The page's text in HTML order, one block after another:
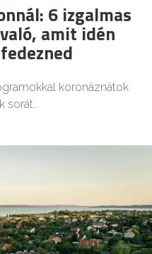
6 izgalmas
amit idén
koronáznátok
sorát.